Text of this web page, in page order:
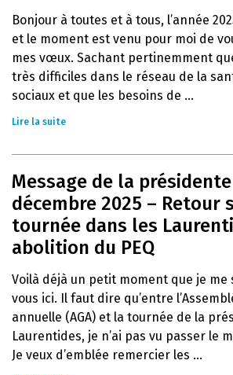
Bonjour à toutes et à tous, l’année
et le moment est venu pour moi de
mes vœux. Sachant pertinemment
très difficiles dans le réseau de la
sociaux et que les besoins de ...
Lire la suite
Message de la
décembre 2025 – Retour
tournée dans les
abolition du PEQ
Voilà déjà un petit moment que je me
vous ici. Il faut dire qu’entre
annuelle (AGA) et la tournée de la
Laurentides, je n’ai pas vu passer le
Je veux d’emblée remercier les ...